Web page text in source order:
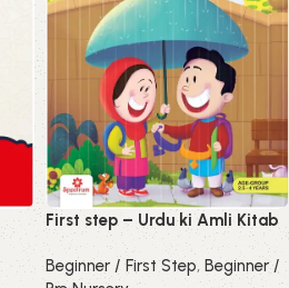
First step – Urdu ki Amli Kitab
Beginner / First Step, Beginner /